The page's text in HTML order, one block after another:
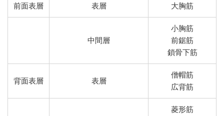
前面表層 表層 大胸筋
中間層
小胸筋
前鋸筋
鎖骨下筋
背面表層 表層
僧帽筋
広背筋
菱形筋